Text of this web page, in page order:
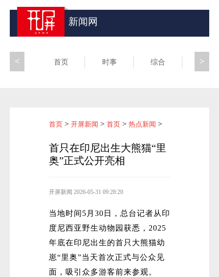
新闻网
首页 时事 综合 昆滇
>
<
首页 > 开屏新闻 > 首页 > 热点新闻 >
首只在印尼出生大熊猫“里
奥”正式公开亮相
开屏新闻 2026-05-31 09:28:20
当地时间5月30日，总台记者从印
度尼西亚野生动物园获悉，2025
年底在印尼出生的首只大熊猫幼
崽“里奥”当天首次正式与公众见
面，吸引众多游客前来参观。